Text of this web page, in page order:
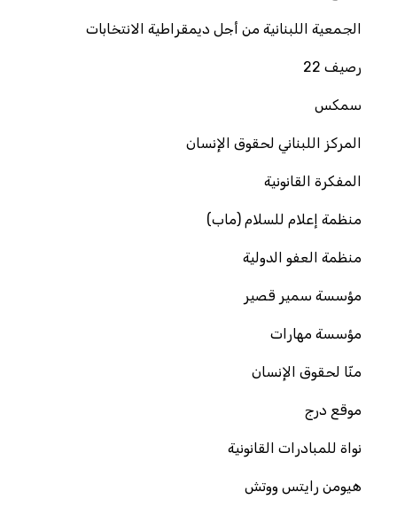
الجمعية اللبنانية من أجل ديمقراطية الانتخابات
رصيف 22
سمكس
المركز اللبناني لحقوق الإنسان
المفكرة القانونية
منظمة إعلام للسلام (ماب)
منظمة العفو الدولية
مؤسسة سمير قصير
مؤسسة مهارات
منّا لحقوق الإنسان
موقع درج
نواة للمبادرات القانونية
هيومن رايتس ووتش